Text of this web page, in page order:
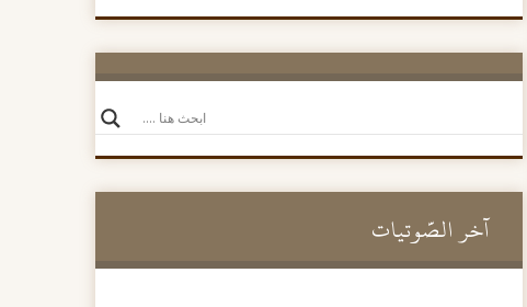
آخر الصَّوتيات